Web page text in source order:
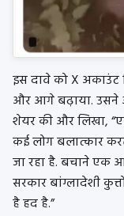
इस दावे को X अकाउंट
और आगे बढ़ाया. उसने
शेयर की और लिखा,
कई लोग बलात्कार
जा रहा है. बचाने एक
सरकार बांग्लादेशी
है हद है.”